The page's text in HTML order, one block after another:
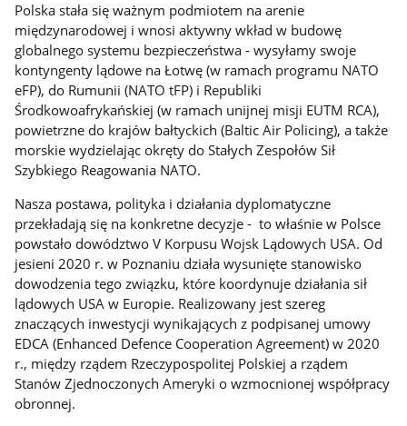
Polska stała się ważnym podmiotem na arenie
międzynarodowej i wnosi aktywny wkład w budowę
globalnego systemu bezpieczeństwa - wysyłamy swoje
kontyngenty lądowe na Łotwę (w ramach programu NATO
eFP), do Rumunii (NATO tFP) i Republiki
Środkowoafrykańskiej (w ramach unijnej misji EUTM RCA),
powietrzne do krajów bałtyckich (Baltic Air Policing), a także
morskie wydzielając okręty do Stałych Zespołów Sił
Szybkiego Reagowania NATO.
Nasza postawa, polityka i działania dyplomatyczne
przekładają się na konkretne decyzje - to właśnie w Polsce
powstało dowództwo V Korpusu Wojsk Lądowych USA. Od
jesieni 2020 r. w Poznaniu działa wysunięte stanowisko
dowodzenia tego związku, które koordynuje działania sił
lądowych USA w Europie. Realizowany jest szereg
znaczących inwestycji wynikających z podpisanej umowy
EDCA (Enhanced Defence Cooperation Agreement) w 2020
r., między rządem Rzeczypospolitej Polskiej a rządem
Stanów Zjednoczonych Ameryki o wzmocnionej współpracy
obronnej.